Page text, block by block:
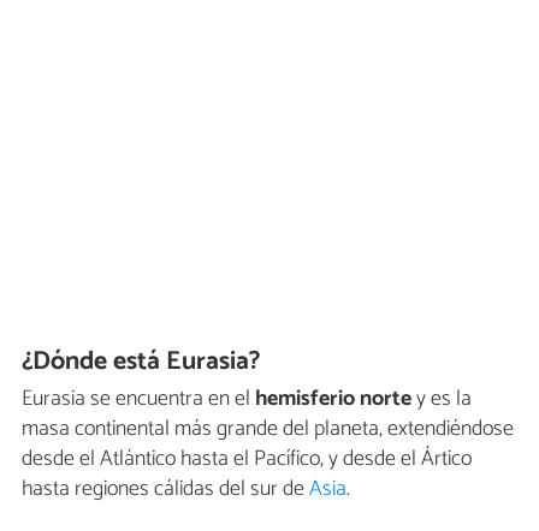
¿Dónde está Eurasia?
Eurasia se encuentra en el hemisferio nortey es la
masa continental más grande del planeta, extendiéndose
desde el Atlántico hasta el Pacífico, y desde el Ártico
hasta regiones cálidas del sur deAsia.